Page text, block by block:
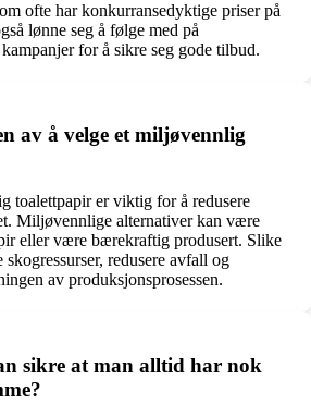
ofte har konkurransedyktige priser på
lønne seg å følge med på
for å sikre seg gode tilbud.
av å velge et miljøvennlig
toalettpapir er viktig for å redusere
Miljøvennlige alternativer kan være
eller være bærekraftig produsert. Slike
redusere avfall og
av produksjonsprosessen.
sikre at man alltid har nok